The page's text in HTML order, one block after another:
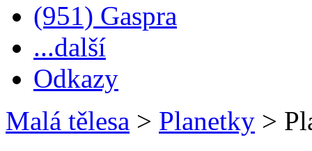
(951) Gaspra
...další
Odkazy
Malá tělesa > Planetky >